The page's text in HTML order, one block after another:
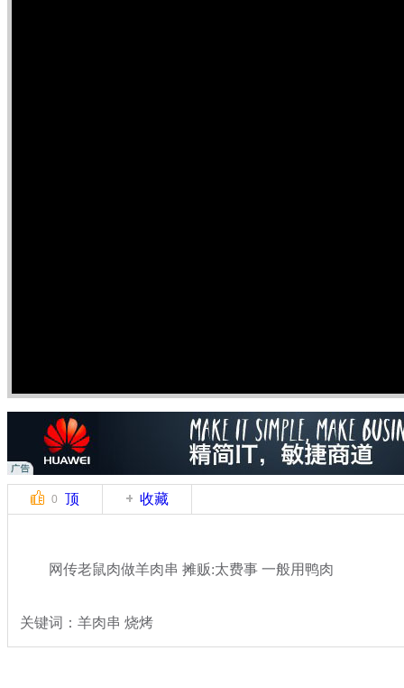
0 顶 收藏
网传老鼠肉做羊肉串 摊贩:太费事 一般用鸭肉
关键词：羊肉串 烧烤